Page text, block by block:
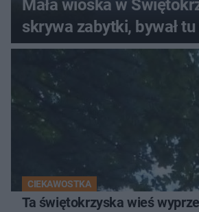
Mała wioska w
skrywa zabytki, bywał
CIEKAWOSTKA
Ta świętokrzyska wieś